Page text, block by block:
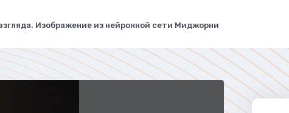
Изображение из нейронной сети Миджорни